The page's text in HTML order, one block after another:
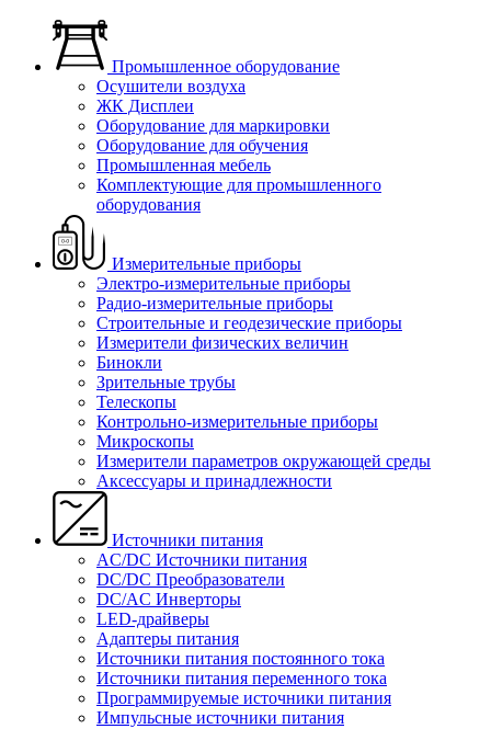
Промышленное оборудование
Осушители воздуха
ЖК Дисплеи
Оборудование для маркировки
Оборудование для обучения
Промышленная мебель
Комплектующие для промышленного
оборудования
Измерительные приборы
Электро-измерительные приборы
Радио-измерительные приборы
Строительные и геодезические приборы
Измерители физических величин
Бинокли
Зрительные трубы
Телескопы
Контрольно-измерительные приборы
Микроскопы
Измерители параметров окружающей среды
Аксессуары и принадлежности
Источники питания
AC/DC Источники питания
DC/DC Преобразователи
DC/AC Инверторы
LED-драйверы
Адаптеры питания
Источники питания постоянного тока
Источники питания переменного тока
Программируемые источники питания
Импульсные источники питания